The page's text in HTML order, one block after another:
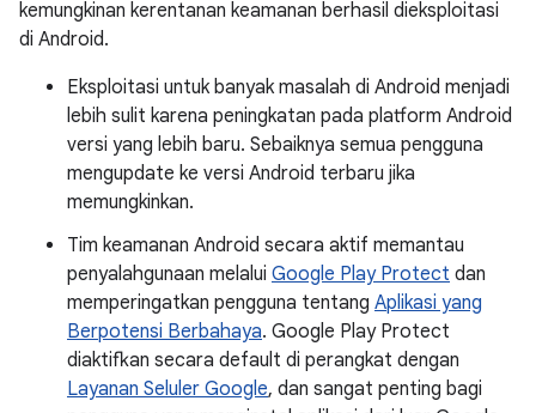
kemungkinan kerentanan keamanan berhasil dieksploitasi
di Android.
Eksploitasi untuk banyak masalah di Android menjadi
lebih sulit karena peningkatan pada platform Android
versi yang lebih baru. Sebaiknya semua pengguna
mengupdate ke versi Android terbaru jika
memungkinkan.
Tim keamanan Android secara aktif memantau
penyalahgunaan melalui Google Play Protect dan
memperingatkan pengguna tentang Aplikasi yang
Berpotensi Berbahaya. Google Play Protect
diaktifkan secara default di perangkat dengan
Layanan Seluler Google, dan sangat penting bagi